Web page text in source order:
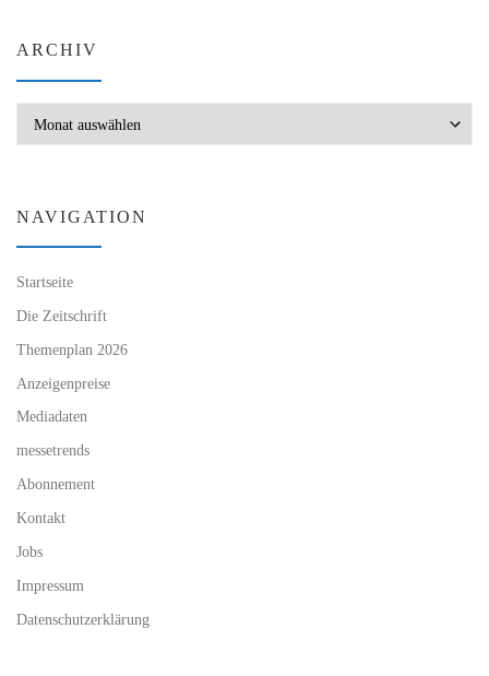
ARCHIV
NAVIGATION
Startseite
Die Zeitschrift
Themenplan 2026
Anzeigenpreise
Mediadaten
messetrends
Abonnement
Kontakt
Jobs
Impressum
Datenschutzerklärung